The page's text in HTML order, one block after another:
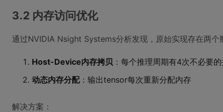
3.2 内存访问优化
通过NVIDIA Nsight Systems分析发现，原始实现存在两个
Host-Device内存拷贝 ：每个推理周期有4次不必要
动态内存分配：输出tensor每次重新分配内存
解决方案：